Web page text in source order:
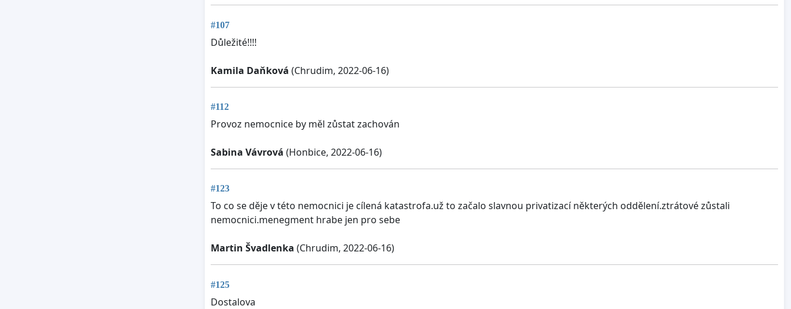
#107
Důležité!!!!
Kamila Daňková (Chrudim, 2022-06-16)
#112
Provoz nemocnice by měl zůstat zachován
Sabina Vávrová (Honbice, 2022-06-16)
#123
To co se děje v této nemocnici je cílená katastrofa.už to začalo slavnou privatizací některých oddělení.ztrátové zůstali
nemocnici.menegment hrabe jen pro sebe
Martin Švadlenka (Chrudim, 2022-06-16)
#125
Dostalova